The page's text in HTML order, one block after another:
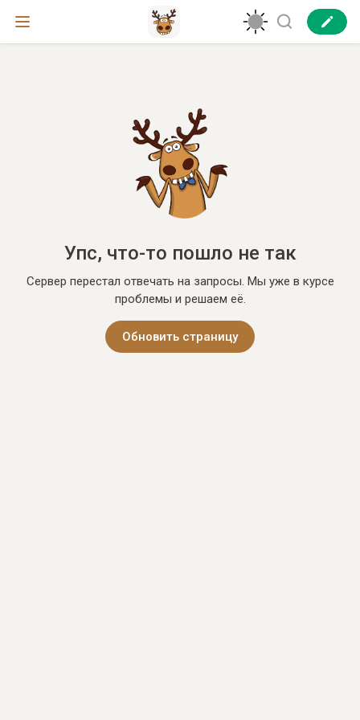
Упс, что-то пошло не так
Сервер перестал отвечать на запросы. Мы уже в курсе
проблемы и решаем её.
Обновить страницу